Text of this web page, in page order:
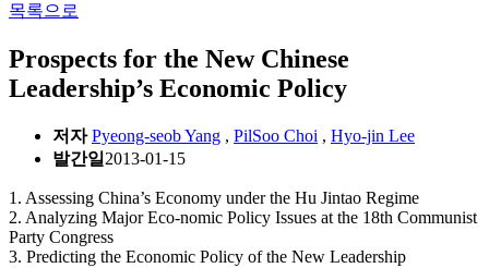
목록으로
Prospects for the New Chinese
Leadership’s Economic Policy
저자 Pyeong-seob Yang , PilSoo Choi , Hyo-jin Lee
발간일 2013-01-15
1. Assessing China’s Economy under the Hu Jintao Regime
2. Analyzing Major Eco-nomic Policy Issues at the 18th Communist
Party Congress
3. Predicting the Economic Policy of the New Leadership